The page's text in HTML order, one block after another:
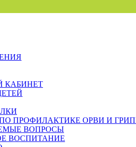
КАБИНЕТ
ПРОФИЛАКТИКЕ ОРВИ И
ВОПРОСЫ
ВОСПИТАНИЕ